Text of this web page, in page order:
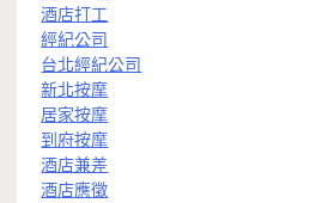
酒店打工
經紀公司
台北經紀公司
新北按摩
居家按摩
到府按摩
酒店兼差
酒店應徵